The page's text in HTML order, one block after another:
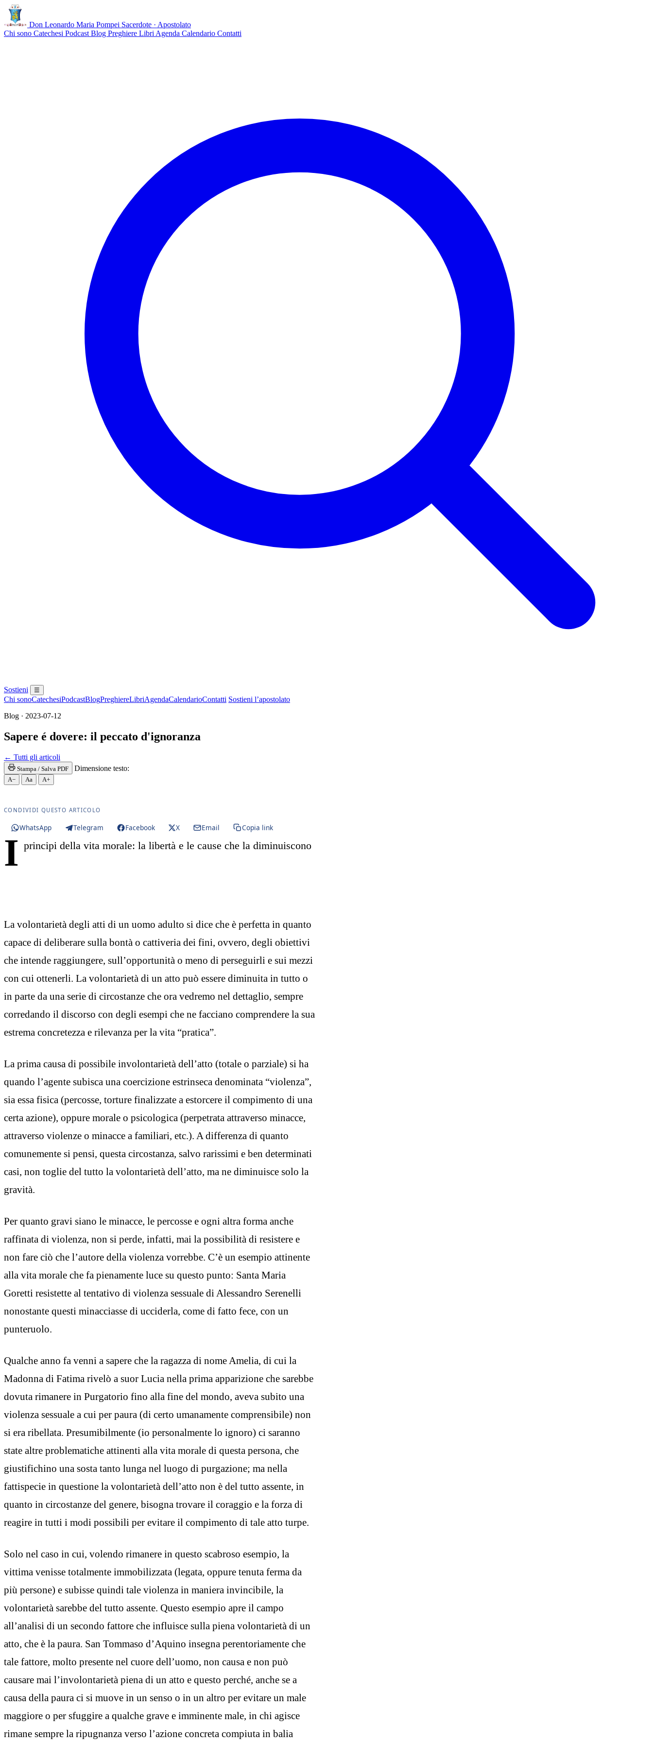
Don Leonardo Maria Pompei Sacerdote · Apostolato
Chi sono Catechesi Podcast Blog Preghiere Libri Agenda Calendario Contatti
Sostieni ☰
Chi sonoCatechesiPodcastBlogPreghiereLibriAgendaCalendarioContatti Sostieni l’apostolato
Blog · 2023-07-12
Sapere é dovere: il peccato d'ignoranza
← Tutti gli articoli
Stampa / Salva PDF Dimensione testo:
A− Aa A+
CONDIVIDI QUESTO ARTICOLO
WhatsApp Telegram Facebook X Email Copia link
I principi della vita morale: la libertà e le cause che la diminuiscono
La volontarietà degli atti di un uomo adulto si dice che è perfetta in quanto
capace di deliberare sulla bontà o cattiveria dei fini, ovvero, degli obiettivi
che intende raggiungere, sull’opportunità o meno di perseguirli e sui mezzi
con cui ottenerli. La volontarietà di un atto può essere diminuita in tutto o
in parte da una serie di circostanze che ora vedremo nel dettaglio, sempre
corredando il discorso con degli esempi che ne facciano comprendere la sua
estrema concretezza e rilevanza per la vita “pratica”.
La prima causa di possibile involontarietà dell’atto (totale o parziale) si ha
quando l’agente subisca una coercizione estrinseca denominata “violenza”,
sia essa fisica (percosse, torture finalizzate a estorcere il compimento di una
certa azione), oppure morale o psicologica (perpetrata attraverso minacce,
attraverso violenze o minacce a familiari, etc.). A differenza di quanto
comunemente si pensi, questa circostanza, salvo rarissimi e ben determinati
casi, non toglie del tutto la volontarietà dell’atto, ma ne diminuisce solo la
gravità.
Per quanto gravi siano le minacce, le percosse e ogni altra forma anche
raffinata di violenza, non si perde, infatti, mai la possibilità di resistere e
non fare ciò che l’autore della violenza vorrebbe. C’è un esempio attinente
alla vita morale che fa pienamente luce su questo punto: Santa Maria
Goretti resistette al tentativo di violenza sessuale di Alessandro Serenelli
nonostante questi minacciasse di ucciderla, come di fatto fece, con un
punteruolo.
Qualche anno fa venni a sapere che la ragazza di nome Amelia, di cui la
Madonna di Fatima rivelò a suor Lucia nella prima apparizione che sarebbe
dovuta rimanere in Purgatorio fino alla fine del mondo, aveva subito una
violenza sessuale a cui per paura (di certo umanamente comprensibile) non
si era ribellata. Presumibilmente (io personalmente lo ignoro) ci saranno
state altre problematiche attinenti alla vita morale di questa persona, che
giustifichino una sosta tanto lunga nel luogo di purgazione; ma nella
fattispecie in questione la volontarietà dell’atto non è del tutto assente, in
quanto in circostanze del genere, bisogna trovare il coraggio e la forza di
reagire in tutti i modi possibili per evitare il compimento di tale atto turpe.
Solo nel caso in cui, volendo rimanere in questo scabroso esempio, la
vittima venisse totalmente immobilizzata (legata, oppure tenuta ferma da
più persone) e subisse quindi tale violenza in maniera invincibile, la
volontarietà sarebbe del tutto assente. Questo esempio apre il campo
all’analisi di un secondo fattore che influisce sulla piena volontarietà di un
atto, che è la paura. San Tommaso d’Aquino insegna perentoriamente che
tale fattore, molto presente nel cuore dell’uomo, non causa e non può
causare mai l’involontarietà piena di un atto e questo perché, anche se a
causa della paura ci si muove in un senso o in un altro per evitare un male
maggiore o per sfuggire a qualche grave e imminente male, in chi agisce
rimane sempre la ripugnanza verso l’azione concreta compiuta in balia